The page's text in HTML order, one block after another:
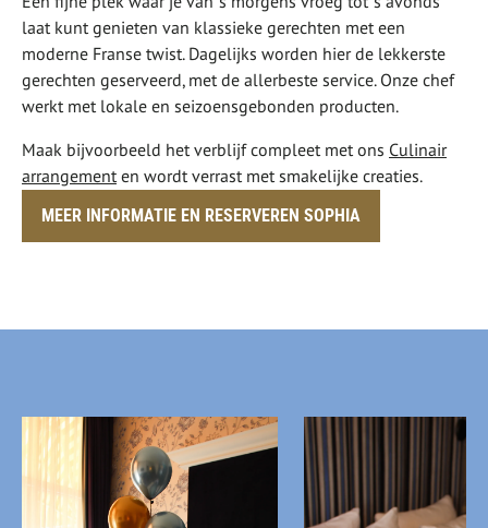
laat kunt genieten van klassieke gerechten met een
moderne Franse twist. Dagelijks worden hier de lekkerste
gerechten geserveerd, met de allerbeste service. Onze chef
werkt met lokale en seizoensgebonden producten.
Maak bijvoorbeeld het verblijf compleet met ons Culinair
arrangement en wordt verrast met smakelijke creaties.
MEER INFORMATIE EN RESERVEREN SOPHIA